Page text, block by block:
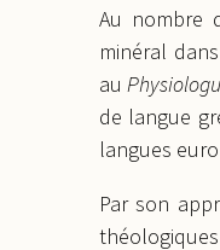
Au nombre
minéral
au
de langue
langues
Par son